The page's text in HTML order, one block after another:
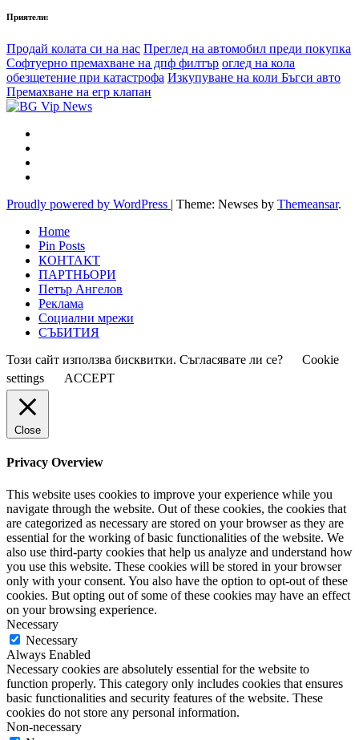
Приятели:
Продай колата си на нас Преглед на автомобил преди покупка
Софтуерно премахване на дпф филтър оглед на кола
обезщетение при катастрофа Изкупуване на коли Бъгси авто
Премахване на егр клапан
Proudly powered by WordPress | Theme: Newses by Themeansar.
Home
Pin Posts
КОНТАКТ
ПАРТНЬОРИ
Петър Ангелов
Реклама
Социални мрежи
СЪБИТИЯ
Този сайт използва бисквитки. Съгласявате ли се?
Cookie
settings
ACCEPT
Close
Privacy Overview
This website uses cookies to improve your experience while you
navigate through the website. Out of these cookies, the cookies that
are categorized as necessary are stored on your browser as they are
essential for the working of basic functionalities of the website. We
also use third-party cookies that help us analyze and understand how
you use this website. These cookies will be stored in your browser
only with your consent. You also have the option to opt-out of these
cookies. But opting out of some of these cookies may have an effect
on your browsing experience.
Necessary
Necessary
Always Enabled
Necessary cookies are absolutely essential for the website to
function properly. This category only includes cookies that ensures
basic functionalities and security features of the website. These
cookies do not store any personal information.
Non-necessary